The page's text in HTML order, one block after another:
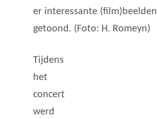
er interessante (film)beelden
getoond. (Foto: H. Romeyn)
Tijdens
het
concert
werd